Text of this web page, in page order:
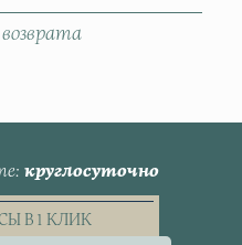
круглосуточно
В 1 КЛИК